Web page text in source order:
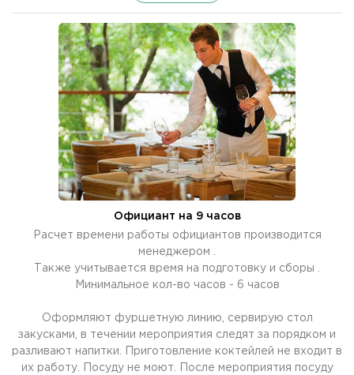
Официант на 9 часов
Расчет времени работы официантов производится
менеджером .
Также учитывается время на подготовку и сборы .
Минимальное кол-во часов - 6 часов
Оформляют фуршетную линию, сервирую стол
закусками, в течении мероприятия следят за порядком и
разливают напитки. Приготовление коктейлей не входит в
их работу. Посуду не моют. После мероприятия посуду